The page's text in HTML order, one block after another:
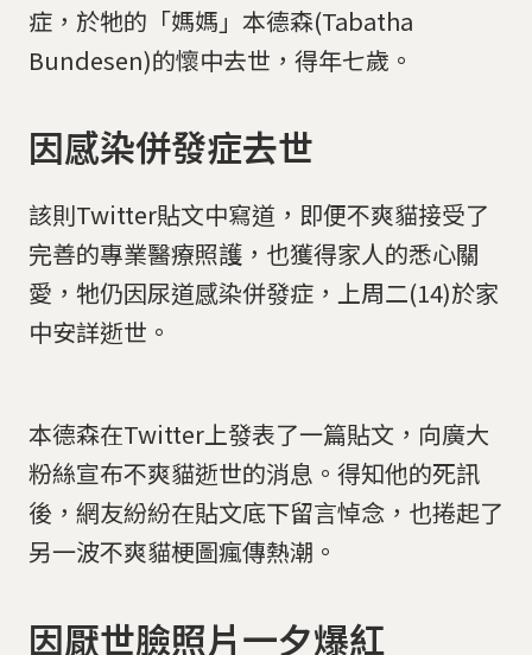
症，於牠的「媽媽」本德森(Tabatha
Bundesen)的懷中去世，得年七歲。
因感染併發症去世
該則Twitter貼文中寫道，即便不爽貓接受了
完善的專業醫療照護，也獲得家人的悉心關
愛，牠仍因尿道感染併發症，上周二(14)於家
中安詳逝世。
本德森在Twitter上發表了一篇貼文，向廣大
粉絲宣布不爽貓逝世的消息。得知他的死訊
後，網友紛紛在貼文底下留言悼念，也捲起了
另一波不爽貓梗圖瘋傳熱潮。
因厭世臉照片一夕爆紅